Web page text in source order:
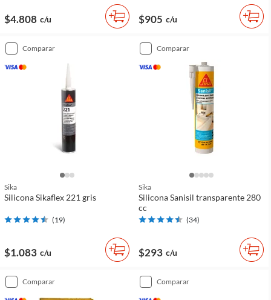
$4.808 c/u $905 c/u
comparar
Sika
Silicona Sikaflex 221 gris
(19)
$1.083 c/u
comparar
Sika
Silicona Sanisil transparente 280
cc
(34)
$293 c/u
comparar comparar